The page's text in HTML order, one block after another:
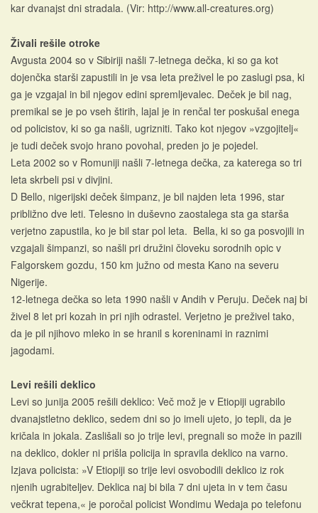
kar dvanajst dni stradala. (Vir: http://www.all-creatures.org)
Živali rešile otroke
Avgusta 2004 so v Sibiriji našli 7-letnega dečka, ki so ga kot
dojenčka starši zapustili in je vsa leta preživel le po zaslugi psa, ki
ga je vzgajal in bil njegov edini spremljevalec. Deček je bil nag,
premikal se je po vseh štirih, lajal je in renčal ter poskušal enega
od policistov, ki so ga našli, ugrizniti. Tako kot njegov »vzgojitelj«
je tudi deček svojo hrano povohal, preden jo je pojedel.
Leta 2002 so v Romuniji našli 7-letnega dečka, za katerega so tri
leta skrbeli psi v divjini.
D Bello, nigerijski deček šimpanz, je bil najden leta 1996, star
približno dve leti. Telesno in duševno zaostalega sta ga starša
verjetno zapustila, ko je bil star pol leta. Bella, ki so ga posvojili in
vzgajali šimpanzi, so našli pri družini človeku sorodnih opic v
Falgorskem gozdu, 150 km južno od mesta Kano na severu
Nigerije.
12-letnega dečka so leta 1990 našli v Andih v Peruju. Deček naj bi
živel 8 let pri kozah in pri njih odrastel. Verjetno je preživel tako,
da je pil njihovo mleko in se hranil s koreninami in raznimi
jagodami.
Levi rešili deklico
Levi so junija 2005 rešili deklico: Več mož je v Etiopiji ugrabilo
dvanajstletno deklico, sedem dni so jo imeli ujeto, jo tepli, da je
kričala in jokala. Zaslišali so jo trije levi, pregnali so može in pazili
na deklico, dokler ni prišla policija in spravila deklico na varno.
Izjava policista: »V Etiopiji so trije levi osvobodili deklico iz rok
njenih ugrabiteljev. Deklica naj bi bila 7 dni ujeta in v tem času
večkrat tepena,« je poročal policist Wondimu Wedaja po telefonu